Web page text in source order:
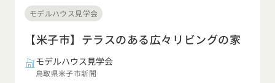
モデルハウス見学会
【米子市】テラスのある広々リビングの家
モデルハウス見学会
鳥取県米子市新開